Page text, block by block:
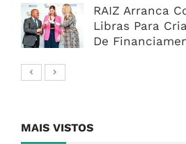
RAIZ Arranca
Libras Para
De
MAIS VISTOS